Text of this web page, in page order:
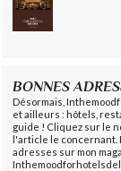
BONNES
Désormais,
et ailleurs : hôtels,
guide ! Cliquez sur le
l'article le concernant.
adresses sur mon